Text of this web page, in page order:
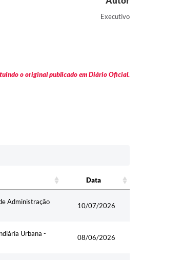
Executivo
o original publicado em Diário Oficial.
Data
Administração
10/07/2026
Urbana -
08/06/2026